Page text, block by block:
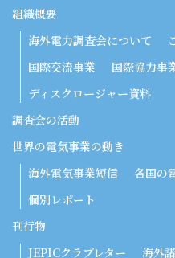
組織概要
海外電力調査会について
国際交流事業
国際協力事
ディスクロージャー資料
調査会の活動
世界の電気事業の動き
海外電気事業短信
各国の
個別レポート
刊行物
JEPICクラブレター
海外